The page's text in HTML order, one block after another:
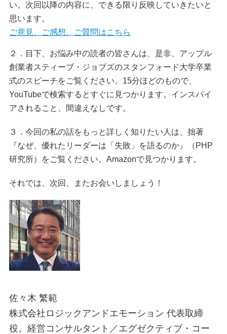
い。次回以降の内容に、できる限り反映していきたいと
思います。
ご意見、ご感想、ご質問はこちら
２．目下、お悩み中の読者の皆さんは、是非、アップル
創業者スティーブ・ジョブズのスタンフォード大学卒業
式のスピーチをご覧ください。15分ほどのもので、
YouTubeで検索するとすぐに見つかります。インスパイ
アされること、間違えなしです。
３．今回の私の話をもっと詳しく知りたい人は、拙著
『なぜ、優れたリーダーは「失敗」を語るのか』（PHP
研究所）をご覧ください。Amazonで見つかります。
それでは、次回、またお会いしましょう！
佐々木 繁範
株式会社ロジックアンドエモーション 代表取締
役。経営コンサルタント／エグゼクティブ・コー